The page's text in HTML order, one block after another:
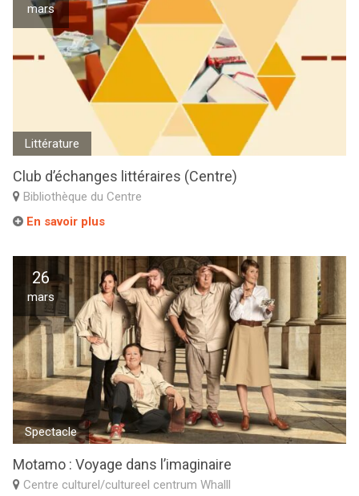
mars
Littérature
Club d’échanges littéraires (Centre)
Bibliothèque du Centre
En savoir plus
26
mars
Spectacle
Motamo : Voyage dans l’imaginaire
Centre culturel/cultureel centrum Whalll